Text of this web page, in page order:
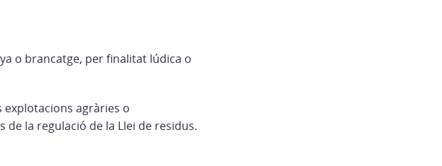
o brancatge, per finalitat lúdica o
explotacions agràries o
la regulació de la Llei de residus.